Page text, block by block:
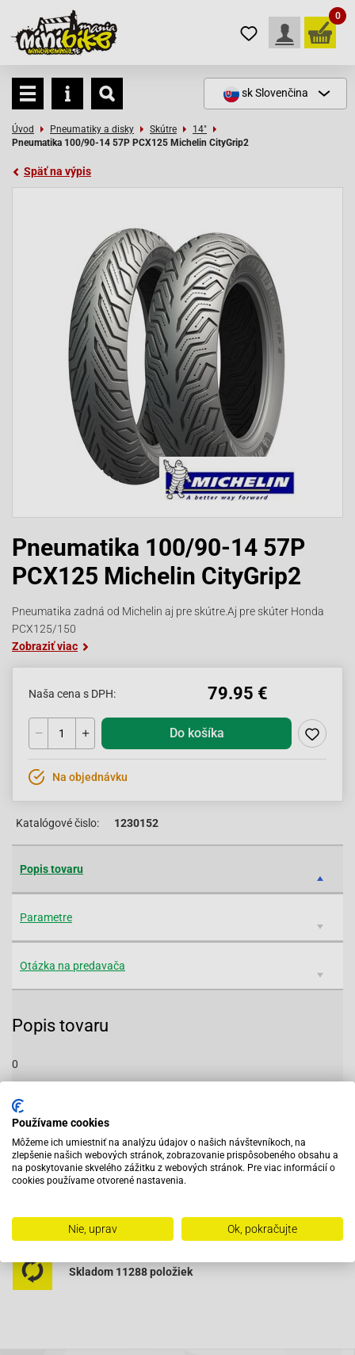
0
skSlovenčina
Úvod Pneumatiky a disky Skútre
14"
Pneumatika 100/90-14 57P PCX125 Michelin CityGrip2
Späť na výpis
Pneumatika 100/90-14 57P
PCX125 Michelin CityGrip2
Pneumatika zadná od Michelin aj pre skútre.Aj pre skúter Honda
PCX125/150
Zobraziť viac
Naša cena s DPH: 79.95 €
Do košíka
Na objednávku
Katalógové čislo: 1230152
Popis tovaru
Parametre
Otázka na predavača
Popis tovaru
0
Vybavený servis s odborným vyškoleným personálom
Pri objednaní do 12:00 tovar zajtra u vás
Na trhu od roku 2007
Skladom 11288 položiek
Používame cookies
Môžeme ich umiestniť na analýzu údajov o našich návštevníkoch, na
zlepšenie našich webových stránok, zobrazovanie prispôsobeného obsahu a
na poskytovanie skvelého zážitku z webových stránok. Pre viac informácií o
cookies používame otvorené nastavenia.
Nie, uprav Ok, pokračujte